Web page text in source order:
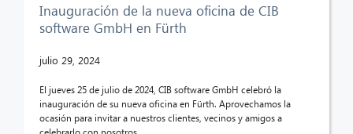
Inauguración de la nueva oficina de CIB
software GmbH en Fürth
julio 29, 2024
El jueves 25 de julio de 2024, CIB software GmbH celebró la
inauguración de su nueva oficina en Fürth. Aprovechamos la
ocasión para invitar a nuestros clientes, vecinos y amigos a